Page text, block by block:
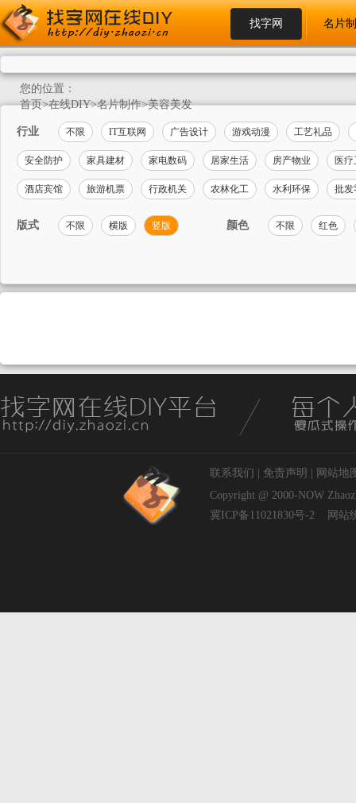
找字网 名片
您的位置：
首页>在线DIY>名片制作>美容美发
行业 不限 IT互联网 广告设计 游戏动漫 工艺礼品
安全防护 家具建材 家电数码 居家生活 房产物业 医
酒店宾馆 旅游机票 行政机关 农林化工 水利环保 批发
版式 不限 横版 竖版 颜色 不限 红色
联系我们 免责声明
网站地
Copyright @ 2000-NOW
冀ICP备11021830号-2
网站